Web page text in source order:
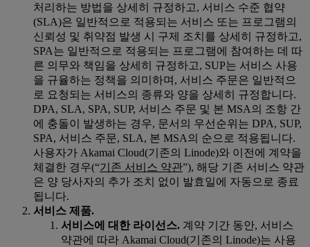
처리하는 방법을 상세히 규정하고, 서비스 수준 협약
(SLA)은 일반적으로 적용되는 서비스 또는 프로그램의
신뢰성 및 취약점 발생 시 구제 조치를 상세히 규정하고,
SPA는 일반적으로 적용되는 프로그램에 참여하는 데 따
른 의무와 책임을 상세히 규정하고, SUP는 서비스 사용
을 규율하는 정책을 의미하며, 서비스 주문은 일반적으
로 요청되는 서비스의 종류와 양을 상세히 규정합니다.
DPA, SLA, SPA, SUP, 서비스 주문 및 본 MSA의 조항 간
에 충돌이 발생하는 경우, 문서의 우선순위는 DPA, SUP,
SPA, 서비스 주문, SLA, 본 MSA의 순으로 적용됩니다.
사용자가 Akamai Cloud(기존의 Linode)와 이전에 계약을
체결한 경우(“기존 서비스 약관”), 해당 기존 서비스 약관
은 양 당사자의 추가 조치 없이 발효일에 자동으로 종료
됩니다.
서비스 제품.
서비스에 대한 라이선스. 계약 기간 동안, 서비스
약관에 따라 Akamai Cloud(기존의 Linode)는 사용